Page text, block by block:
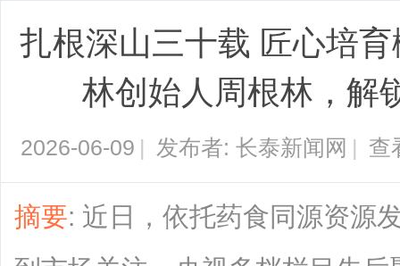
扎根深山三十载 匠心培
林创始人周根林，解
2026-06-09 | 发布者: 长泰新闻网 | 查
摘要: 近日，依托药食同源资源